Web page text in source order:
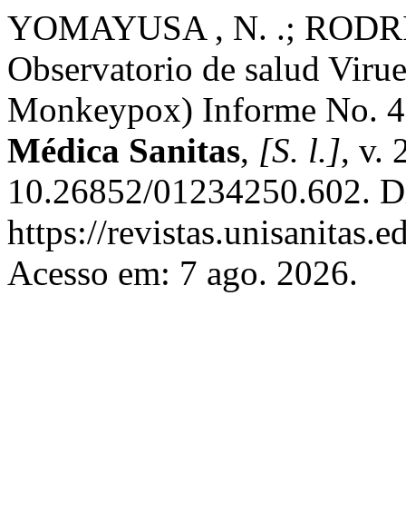
YOMAYUSA , N. .;
Observatorio de salud
Monkeypox) Informe No.
Médica Sanitas, [S. l.], v.
10.26852/01234250.602.
https://
Acesso em: 7 ago. 2026.